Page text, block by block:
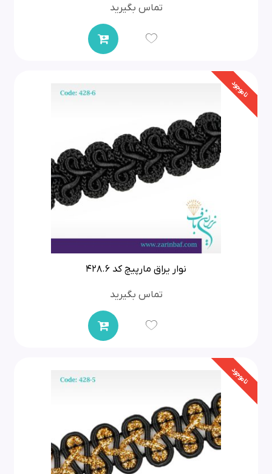
تماس بگیرید
ناموجود
نوار یراق مارپیچ کد 428.6
تماس بگیرید
ناموجود